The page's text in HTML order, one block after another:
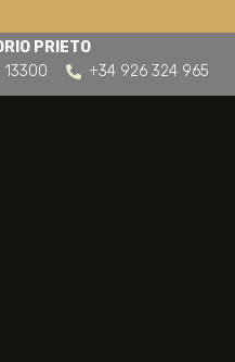
PRIETO
13300
+34 926 324 965